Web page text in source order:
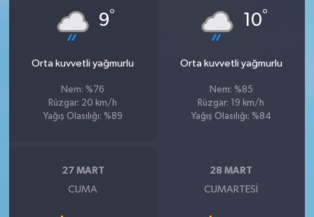
9°
Orta kuvvetli yağmurlu
Nem: %76
Rüzgar: 20 km/h
Yağış Olasılığı: %89
10°
Orta kuvvetli yağmurlu
Nem: %85
Rüzgar: 19 km/h
Yağış Olasılığı: %84
27 MART
CUMA
28 MART
CUMARTESI